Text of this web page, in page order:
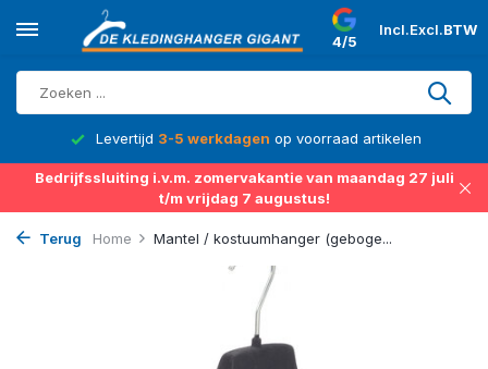
4/5
Incl.Excl.BTW
Levertijd 3-5 werkdagen op voorraad artikelen
Bedrijfssluiting i.v.m. zomervakantie van maandag 27 juli
t/m vrijdag 7 augustus!
Terug Home Mantel / kostuumhanger (geboge...